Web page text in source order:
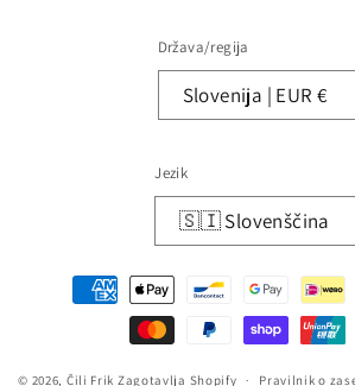
Država/regija
Slovenija | EUR €
Jezik
🇸🇮 Slovenščina
Načini
plačila
© 2026, Čili Frik Zagotavlja Shopify Pravilnik o